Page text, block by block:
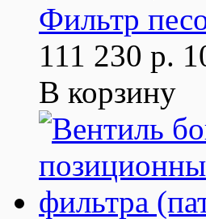
Фильтр
111 230 р.
В корзину